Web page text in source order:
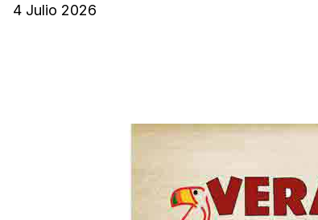
4 Julio 2026